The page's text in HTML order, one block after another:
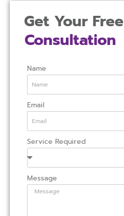
Get Your Free
Consultation
Name
Email
Service Required
Message